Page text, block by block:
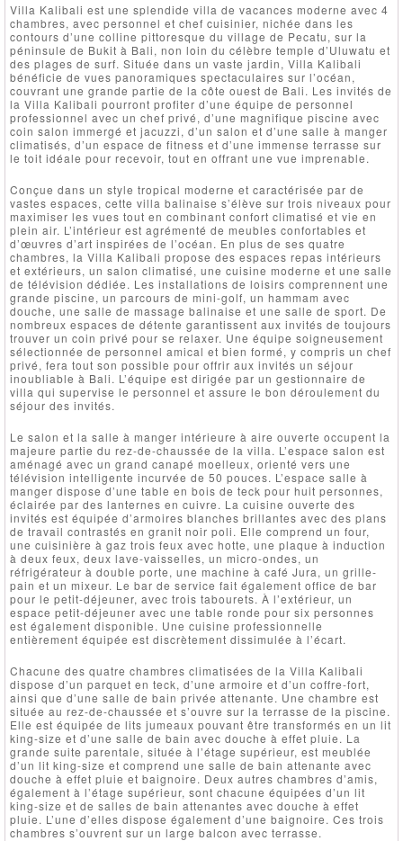
Villa Kalibali est une splendide villa de vacances moderne avec 4
chambres, avec personnel et chef cuisinier, nichée dans les
contours d’une colline pittoresque du village de Pecatu, sur la
péninsule de Bukit à Bali, non loin du célèbre temple d’Uluwatu et
des plages de surf. Située dans un vaste jardin, Villa Kalibali
bénéficie de vues panoramiques spectaculaires sur l’océan,
couvrant une grande partie de la côte ouest de Bali. Les invités de
la Villa Kalibali pourront profiter d’une équipe de personnel
professionnel avec un chef privé, d’une magnifique piscine avec
coin salon immergé et jacuzzi, d’un salon et d’une salle à manger
climatisés, d’un espace de fitness et d’une immense terrasse sur
le toit idéale pour recevoir, tout en offrant une vue imprenable.
Conçue dans un style tropical moderne et caractérisée par de
vastes espaces, cette villa balinaise s’élève sur trois niveaux pour
maximiser les vues tout en combinant confort climatisé et vie en
plein air. L’intérieur est agrémenté de meubles confortables et
d’œuvres d’art inspirées de l’océan. En plus de ses quatre
chambres, la Villa Kalibali propose des espaces repas intérieurs
et extérieurs, un salon climatisé, une cuisine moderne et une salle
de télévision dédiée. Les installations de loisirs comprennent une
grande piscine, un parcours de mini-golf, un hammam avec
douche, une salle de massage balinaise et une salle de sport. De
nombreux espaces de détente garantissent aux invités de toujours
trouver un coin privé pour se relaxer. Une équipe soigneusement
sélectionnée de personnel amical et bien formé, y compris un chef
privé, fera tout son possible pour offrir aux invités un séjour
inoubliable à Bali. L’équipe est dirigée par un gestionnaire de
villa qui supervise le personnel et assure le bon déroulement du
séjour des invités.
Le salon et la salle à manger intérieure à aire ouverte occupent la
majeure partie du rez-de-chaussée de la villa. L’espace salon est
aménagé avec un grand canapé moelleux, orienté vers une
télévision intelligente incurvée de 50 pouces. L’espace salle à
manger dispose d’une table en bois de teck pour huit personnes,
éclairée par des lanternes en cuivre. La cuisine ouverte des
invités est équipée d’armoires blanches brillantes avec des plans
de travail contrastés en granit noir poli. Elle comprend un four,
une cuisinière à gaz trois feux avec hotte, une plaque à induction
à deux feux, deux lave-vaisselles, un micro-ondes, un
réfrigérateur à double porte, une machine à café Jura, un grille-
pain et un mixeur. Le bar de service fait également office de bar
pour le petit-déjeuner, avec trois tabourets. À l’extérieur, un
espace petit-déjeuner avec une table ronde pour six personnes
est également disponible. Une cuisine professionnelle
entièrement équipée est discrètement dissimulée à l’écart.
Chacune des quatre chambres climatisées de la Villa Kalibali
dispose d’un parquet en teck, d’une armoire et d’un coffre-fort,
ainsi que d’une salle de bain privée attenante. Une chambre est
située au rez-de-chaussée et s’ouvre sur la terrasse de la piscine.
Elle est équipée de lits jumeaux pouvant être transformés en un lit
king-size et d’une salle de bain avec douche à effet pluie. La
grande suite parentale, située à l’étage supérieur, est meublée
d’un lit king-size et comprend une salle de bain attenante avec
douche à effet pluie et baignoire. Deux autres chambres d’amis,
également à l’étage supérieur, sont chacune équipées d’un lit
king-size et de salles de bain attenantes avec douche à effet
pluie. L’une d’elles dispose également d’une baignoire. Ces trois
chambres s’ouvrent sur un large balcon avec terrasse.